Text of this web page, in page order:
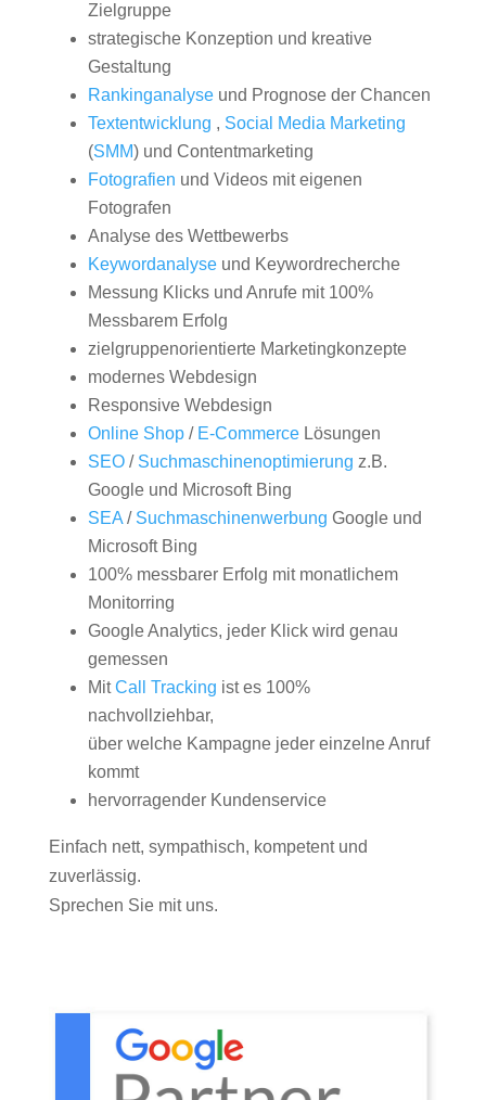
Zielgruppe
strategische Konzeption und kreative
Gestaltung
Rankinganalyseund Prognose der Chancen
Textentwicklung , Social Media Marketing
(SMM) und Contentmarketing
Fotografien und Videos mit eigenen
Fotografen
Analyse des Wettbewerbs
Keywordanalyseund Keywordrecherche
Messung Klicks und Anrufe mit 100%
Messbarem Erfolg
zielgruppenorientierte Marketingkonzepte
modernes Webdesign
Responsive Webdesign
Online Shop/ E-CommerceLösungen
SEO/ Suchmaschinenoptimierung z.B.
Google und Microsoft Bing
SEA/ Suchmaschinenwerbung Google und
Microsoft Bing
100% messbarer Erfolg mit monatlichem
Monitorring
Google Analytics, jeder Klick wird genau
gemessen
MitCall Tracking ist es 100%
nachvollziehbar,
über welche Kampagne jeder einzelne Anruf
kommt
hervorragender Kundenservice
Einfach nett, sympathisch, kompetent und
zuverlässig.
Sprechen Sie mit uns.